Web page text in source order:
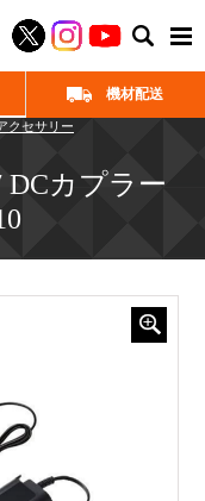
機材配送
クセサリー
DCカプラー